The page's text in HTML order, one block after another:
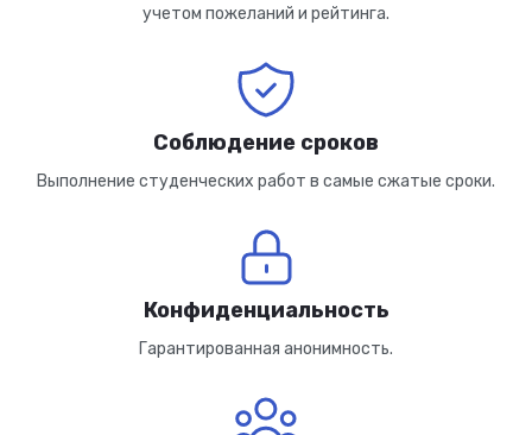
учетом пожеланий и рейтинга.
Соблюдение сроков
Выполнение студенческих работ в самые сжатые сроки.
Конфиденциальность
Гарантированная анонимность.